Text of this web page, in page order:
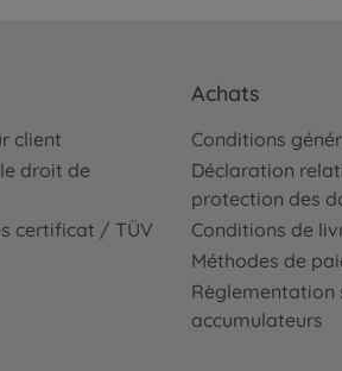
client
droit de
certificat / TÜV
Achats
Conditions
Déclaration
protection des
Conditions de
Méthodes de
Règlementation
accumulateurs